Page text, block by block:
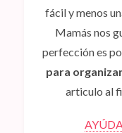
fácil y menos
Mamás nos
perfección es
para
articulo al